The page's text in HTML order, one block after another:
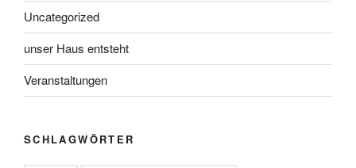
Uncategorized
unser Haus entsteht
Veranstaltungen
SCHLAGWÖRTER